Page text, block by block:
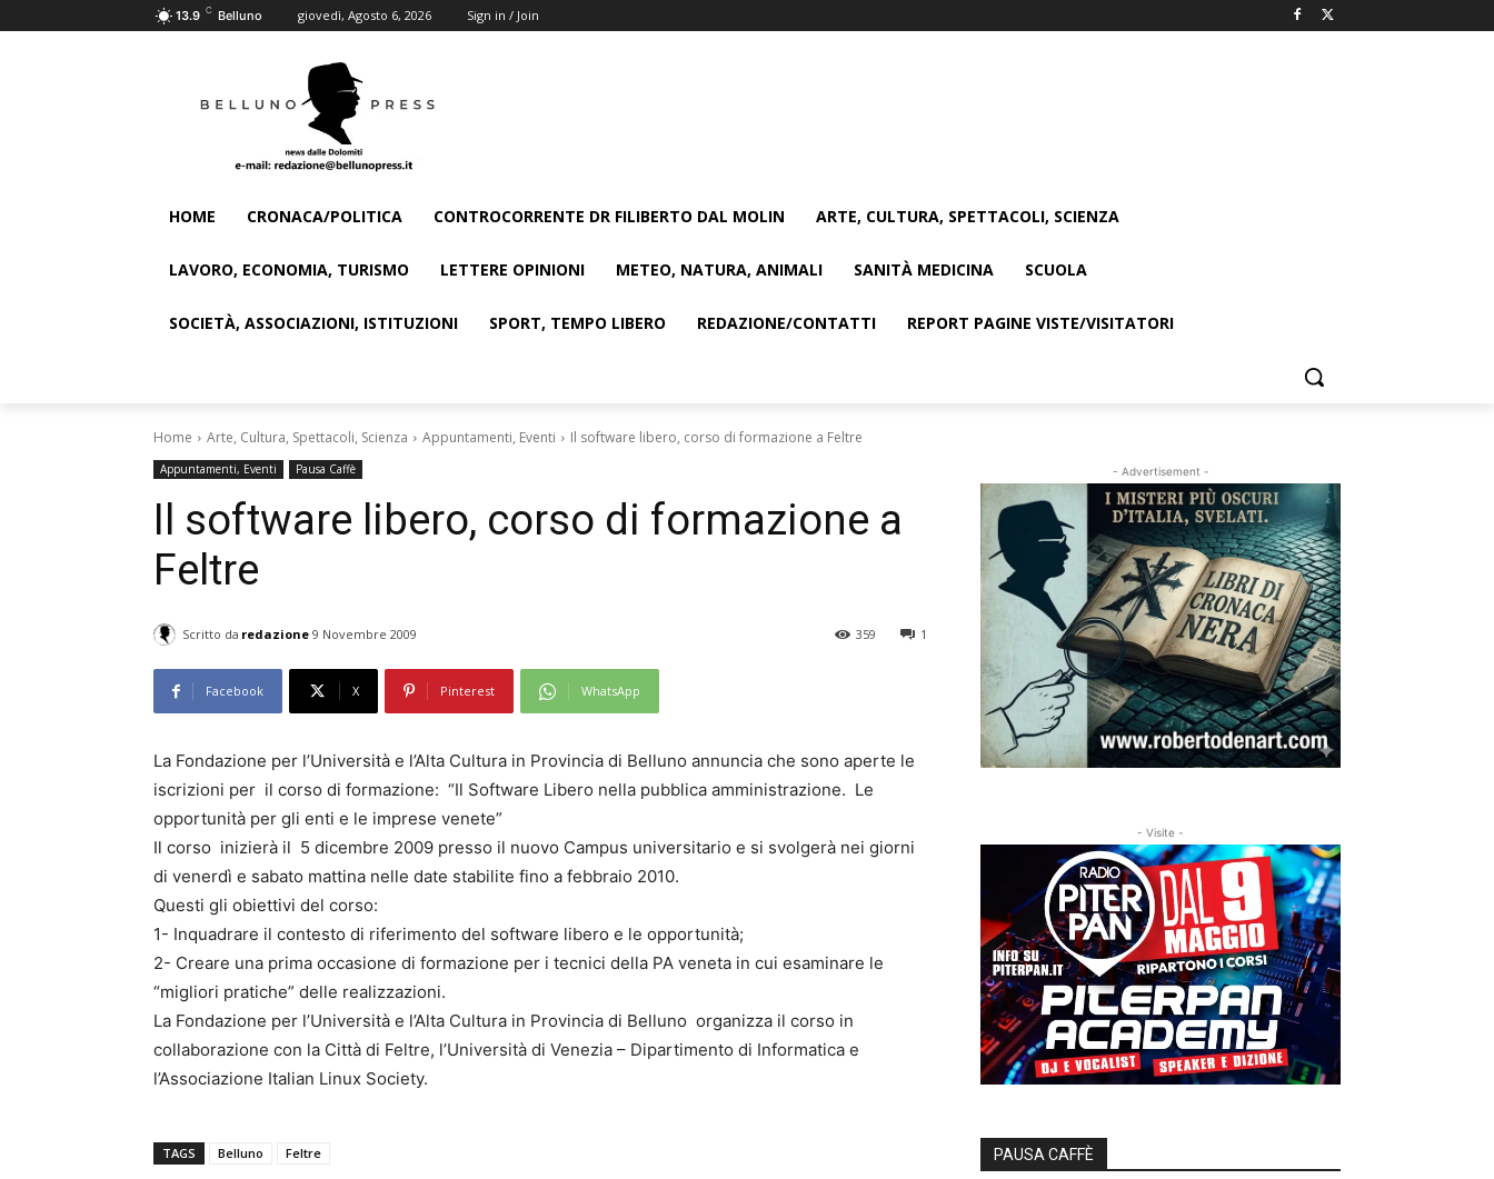
13.9 C Belluno giovedì, Agosto 6, 2026 Sign in / Join
HOME CRONACA/POLITICA CONTROCORRENTE DR FILIBERTO DAL MOLIN ARTE, CULTURA, SPETTACOLI, SCIENZA
LAVORO, ECONOMIA, TURISMO LETTERE OPINIONI METEO, NATURA, ANIMALI SANITÀ MEDICINA SCUOLA
SOCIETÀ, ASSOCIAZIONI, ISTITUZIONI SPORT, TEMPO LIBERO REDAZIONE/CONTATTI REPORT PAGINE VISTE/VISITATORI
Home Arte, Cultura, Spettacoli, Scienza Appuntamenti, Eventi Il software libero, corso di formazione a Feltre
Appuntamenti, Eventi Pausa Caffè
Il software libero, corso di formazione a
Feltre
Scritto da redazione 9 Novembre 2009 1
359
Facebook X Pinterest WhatsApp
La Fondazione per l’Università e l’Alta Cultura in Provincia di Belluno annuncia che sono aperte le
iscrizioni per il corso di formazione: “Il Software Libero nella pubblica amministrazione. Le
opportunità per gli enti e le imprese venete”
Il corso inizierà il 5 dicembre 2009 presso il nuovo Campus universitario e si svolgerà nei giorni
di venerdì e sabato mattina nelle date stabilite fino a febbraio 2010.
Questi gli obiettivi del corso:
1- Inquadrare il contesto di riferimento del software libero e le opportunità;
2- Creare una prima occasione di formazione per i tecnici della PA veneta in cui esaminare le
“migliori pratiche” delle realizzazioni.
La Fondazione per l’Università e l’Alta Cultura in Provincia di Belluno organizza il corso in
collaborazione con la Città di Feltre, l’Università di Venezia – Dipartimento di Informatica e
l’Associazione Italian Linux Society.
TAGS Belluno Feltre
- Advertisement -
- Visite -
PAUSA CAFFÈ